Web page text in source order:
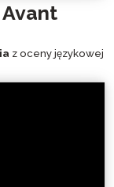
z oceny językowej